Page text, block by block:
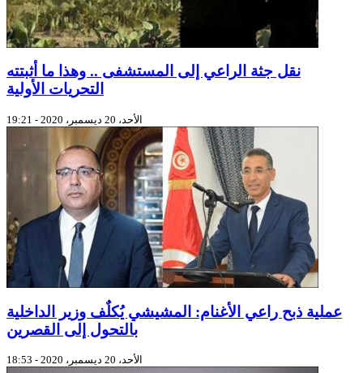
نقل جثة الراعي إلى المستشفى .. وهذا ما أثبتته
التحريات الأولية
الأحد، 20 ديسمبر، 2020 - 19:21
عملية ذبح راعي الأغنام: المشيشي يُكلٌف وزير الداخلية
بالتحول إلى القصرين
الأحد، 20 ديسمبر، 2020 - 18:53